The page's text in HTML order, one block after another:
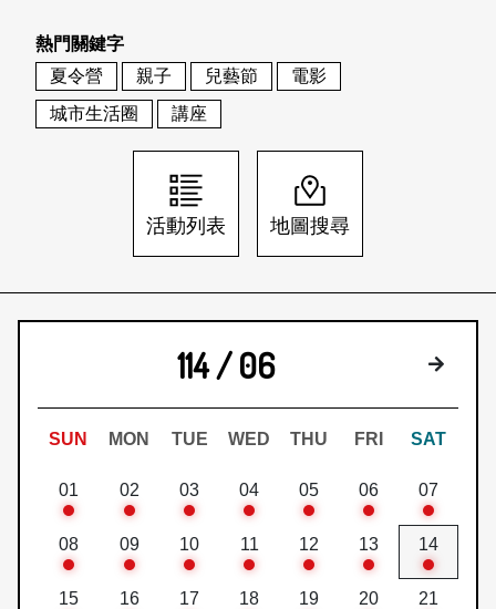
地圖搜尋
關於我們
刊物索取地點
會員基本資料
刊登活動
網站導覽 English
日本語 登入/註冊
熱門關鍵字
夏令營
親子 兒藝節
電影
城市生活圈
講座
活動列表 地圖搜尋
114 / 06 下個月
SUN MON TUE WED THU FRI SAT
01 02 03 04 05 06 07
08 09 10 11 12 13 14
15 16 17 18 19 20 21